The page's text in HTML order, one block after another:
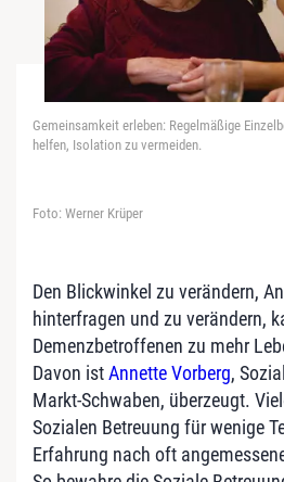
Gemeinsamkeit erleben: Regelmäßige
helfen, Isolation zu vermeiden.
Foto: Werner Krüper
Den Blickwinkel zu verändern,
hinterfragen und zu verändern,
Demenzbetroffenen zu mehr
Davon istAnnette Vorberg,
Markt-Schwaben, überzeugt.
Sozialen Betreuung für wenige
Erfahrung nach oft